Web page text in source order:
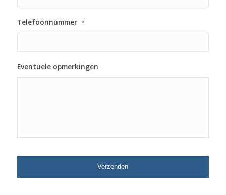
Telefoonnummer *
Eventuele opmerkingen